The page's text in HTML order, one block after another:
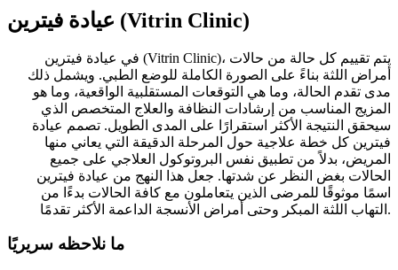
عيادة فيترين (Vitrin Clinic)
في عيادة فيترين (Vitrin Clinic)، يتم تقييم كل حالة من حالات
أمراض اللثة بناءً على الصورة الكاملة للوضع الطبي. ويشمل ذلك
مدى تقدم الحالة، وما هي التوقعات المستقلبية الواقعية، وما هو
المزيج المناسب من إرشادات النظافة والعلاج المتخصص الذي
سيحقق النتيجة الأكثر استقرارًا على المدى الطويل. تصمم عيادة
فيترين كل خطة علاجية حول المرحلة الدقيقة التي يعاني منها
المريض، بدلاً من تطبيق نفس البروتوكول العلاجي على جميع
الحالات بغض النظر عن شدتها. جعل هذا النهج من عيادة فيترين
اسمًا موثوقًا للمرضى الذين يتعاملون مع كافة الحالات بدءًا من
التهاب اللثة المبكر وحتى أمراض الأنسجة الداعمة الأكثر تقدمًا.
ما نلاحظه سريريًا